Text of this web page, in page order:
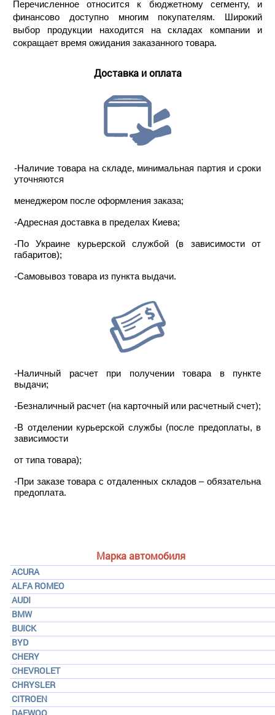
Марка автомобиля
ACURA
ALFA ROMEO
AUDI
BMW
BUICK
BYD
CHERY
CHEVROLET
CHRYSLER
CITROEN
DAEWOO
Перечисленное относится к бюджетному сегменту, и
финансово доступно многим покупателям. Широкий
выбор продукции находится на складах компании и
сокращает время ожидания заказанного товара.
Доставка и оплата
-Наличие товара на складе, минимальная партия и сроки
уточняются
менеджером после оформления заказа;
-Адресная доставка в пределах Киева;
-По Украине курьерской службой (в зависимости от
габаритов);
-Самовывоз товара из пункта выдачи.
-Наличный расчет при получении товара в пункте
выдачи;
-Безналичный расчет (на карточный или расчетный счет);
-В отделении курьерской службы (после предоплаты, в
зависимости
от типа товара);
-При заказе товара с отдаленных складов – обязательна
предоплата.